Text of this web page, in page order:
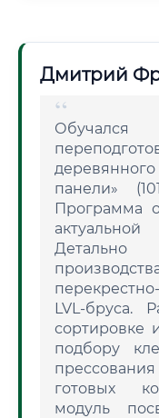
Дмитрий
панели»
Программа
Детально
LVL-бруса.
сортировке
подбору
готовых
модуль